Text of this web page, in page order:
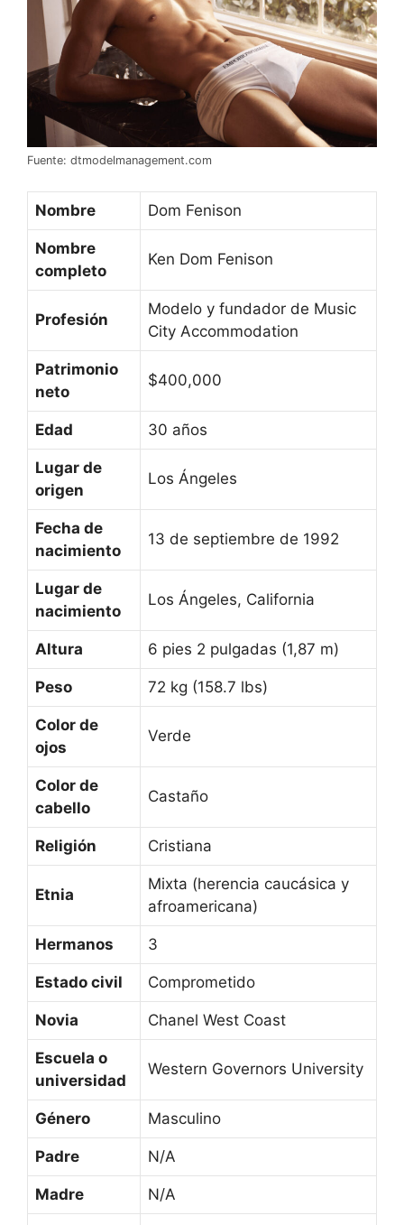
Fuente: dtmodelmanagement.com
Nombre Dom Fenison
Nombre
completo
Ken Dom Fenison
Profesión
Modelo y fundador de Music
City Accommodation
Patrimonio
neto
$400,000
Edad 30 años
Lugar de
origen
Los Ángeles
Fecha de
nacimiento
13 de septiembre de 1992
Lugar de
nacimiento
Los Ángeles, California
Altura 6 pies 2 pulgadas (1,87 m)
Peso 72 kg (158.7 lbs)
Color de
ojos
Verde
Color de
cabello
Castaño
Religión Cristiana
Etnia
Mixta (herencia caucásica y
afroamericana)
Hermanos 3
Estado civil Comprometido
Novia Chanel West Coast
Escuela o
universidad
Western Governors University
Género Masculino
Padre N/A
Madre N/A